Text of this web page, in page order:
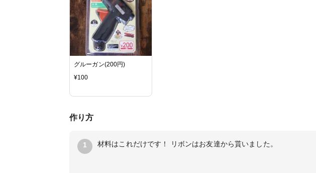
グルーガン(200円)
¥100
作り方
1 材料はこれだけです！ リボンはお友達から貰いました。